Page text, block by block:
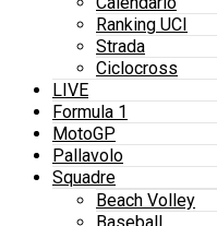
Ranking UCI
Strada
Ciclocross
LIVE
Formula 1
MotoGP
Pallavolo
Squadre
Beach Volley